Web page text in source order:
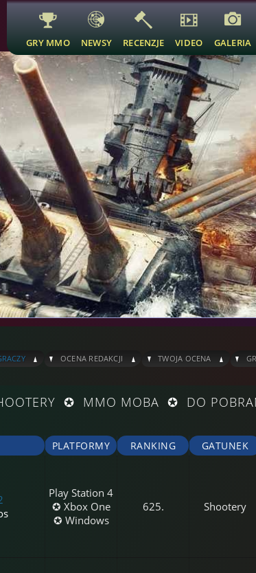
GRY MMO NEWSY RECENZJE VIDEO GALERIA
_ ^ OCENA REDAKCJI _ ^ TWOJA OCENA _ ^
✪ MMO MOBA ✪ DO
PLATFORMY RANKING GATUNEK
Play Station 4
✪ Xbox One
✪ Windows
625. Shootery